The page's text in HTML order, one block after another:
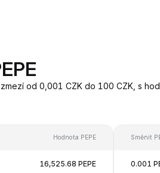
od 0,001 CZK do 100 CZK, s
Hodnota PEPE
16,525.68 PEPE
Směnit
0.001